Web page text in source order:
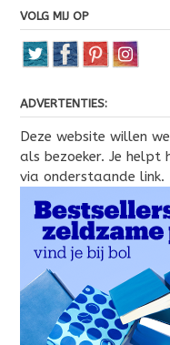
VOLG MIJ OP
ADVERTENTIES:
Deze website willen
als bezoeker. Je helpt
via onderstaande link.